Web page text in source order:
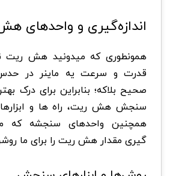
اندازه‌گیری و واحدهای
همونطوری که میدونید هش ریت
قدرت و سرعت یه ماینر در
صحیح بلاکه؛ بنابراین برای درک
سنجش هش ریت، راه ها و
همچنین واحدهای سنجشه که
گیری مقدار هش ریت را برای ما